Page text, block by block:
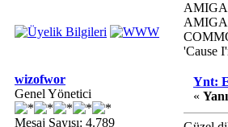
AMIGA
AMIGA
'Cause
wizofwor
Genel Yönetici
Mesaj Sayısı: 4.789
Ynt:
«